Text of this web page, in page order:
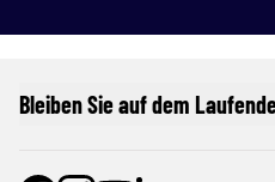
Bleiben Sie auf dem